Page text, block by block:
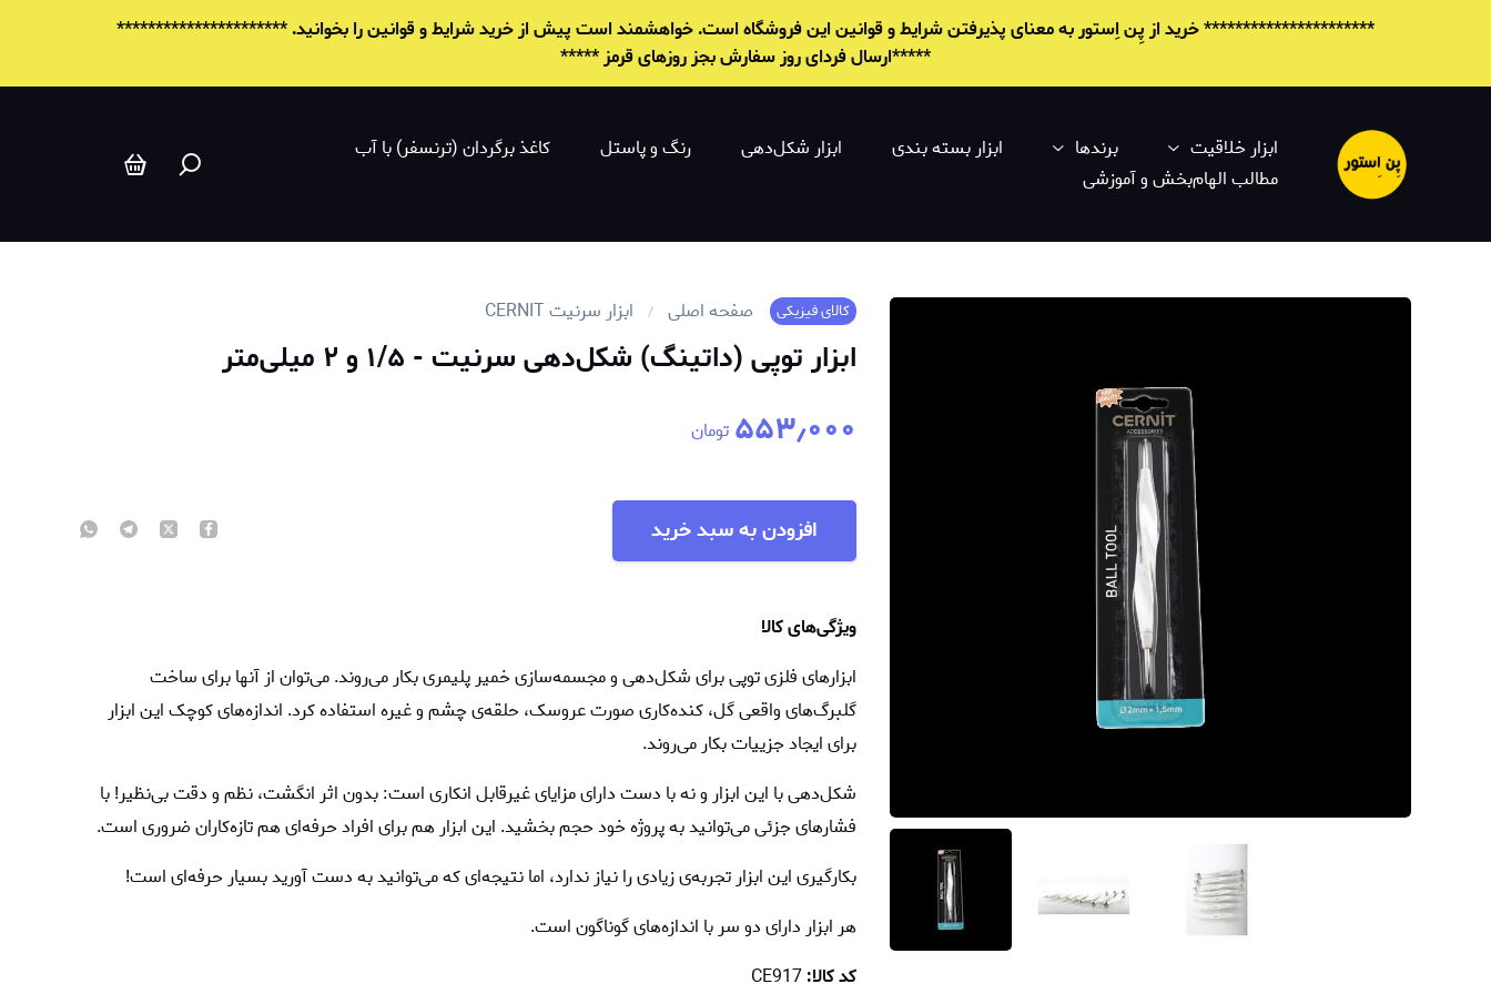
********************** خرید از پِن اِستور به معنای پذیرفتن شرایط و قوانين این فروشگاه است. خواهشمند است پیش از خرید شرایط و قوانين را بخوانید. **********************
*****ارسال فردای روز سفارش بجز روزهای قرمز *****
ابزار خلاقیت برندها ابزار بسته بندی ابزار شکل‌دهی رنگ و پاستل
کاغذ برگردان (ترنسفر) با آب
مطالب الهام‌بخش و آموزشی
کالای فیزیکی صفحه اصلی ابزار سرنیت CERNIT
ابزار توپی (داتینگ) شکل‌دهی سرنیت - ۱/۵ و ۲ میلی‌متر
۵۵۳٫۰۰۰ تومان
افزودن به سبد خرید
ویژگی‌های کالا
ابزارهای فلزی توپی برای شکل‌دهی و مجسمه‌سازی خمیر پلیمری بکار می‌روند. می‌توان از آنها برای ساخت
گلبرگ‌های واقعی گل، کنده‌کاری صورت عروسک، حلقه‌ی چشم و غیره استفاده کرد. اندازه‌های کوچک این ابزار
برای ایجاد جزییات بکار می‌روند.
شکل‌دهی با این ابزار و نه با دست دارای مزایای غیرقابل انکاری است: بدون اثر انگشت، نظم و دقت بی‌نظیر! با
فشارهای جزئی می‌توانید به پروژه خود حجم بخشید. این ابزار هم برای افراد حرفه‌ای هم تازه‌کاران ضروری است.
بکارگیری این ابزار تجربه‌ی زیادی را نیاز ندارد، اما نتیجه‌ای که می‌توانید به دست آورید بسیار حرفه‌ای است!
هر ابزار دارای دو سر با اندازه‌های گوناگون است.
کد کالا: